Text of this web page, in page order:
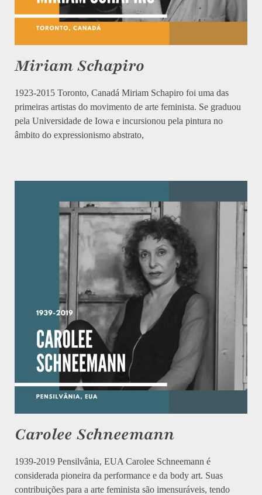
Miriam Schapiro
1923-2015 Toronto, Canadá Miriam Schapiro foi uma das
primeiras artistas do movimento de arte feminista. Se graduou
pela Universidade de Iowa e incursionou pela pintura no
âmbito do expressionismo abstrato,
Carolee Schneemann
1939-2019 Pensilvânia, EUA Carolee Schneemann é
considerada pioneira da performance e da body art. Suas
contribuições para a arte feminista são imensuráveis, tendo